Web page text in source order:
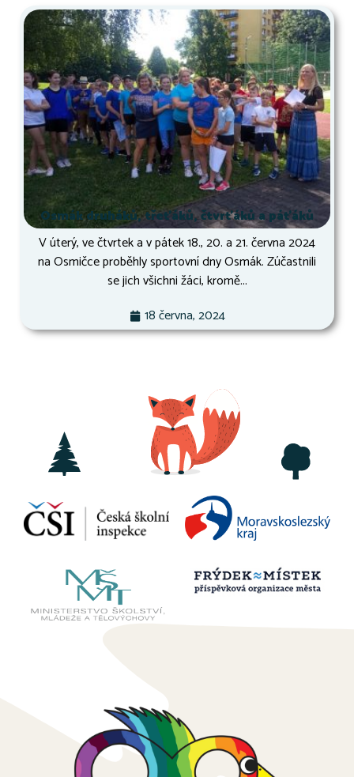
Osmák druháků, třeťáků, čtvrťáků a páťáků
V úterý, ve čtvrtek a v pátek 18., 20. a 21. června 2024
na Osmičce proběhly sportovní dny Osmák. Zúčastnili
se jich všichni žáci, kromě...
18 června, 2024